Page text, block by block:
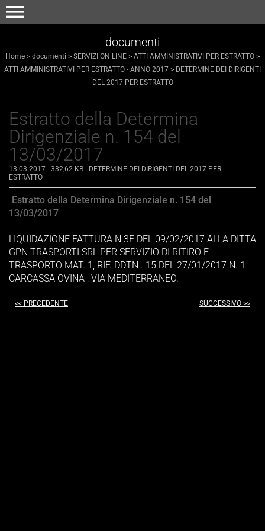
menu
documenti
Home > documenti > SERVIZI ON LINE > ATTI AMMINISTRATIVI PER ESTRATTO >
ATTI AMMINISTRATIVI PER ESTRATTO - ANNO 2017 > DETERMINE DEI DIRIGENTI
DEL 2017 PER ESTRATTO
Estratto della Determina
Dirigenziale n. 154 del
13/03/2017
13-03-2017 - 332,62 KB - DETERMINE DEI DIRIGENTI DEL 2017 PER
ESTRATTO
Estratto della Determina Dirigenziale n. 154 del
13/03/2017
LIQUIDAZIONE FATTURA N 3E DEL 09/02/2017 ALLA DITTA
GPN TRASPORTI SRL PER SERVIZIO DI RITIRO E
TRASPORTO MAT. 1, RIF. DDTN . 15 DEL 27/01/2017 N. 1
CARCASSA OVINA , VIA MEDITERRANEO.
<< PRECEDENTE SUCCESSIVO >>